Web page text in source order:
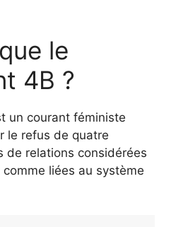
le
4B ?
un courant féministe
le refus de quatre
de relations considérées
liées au système